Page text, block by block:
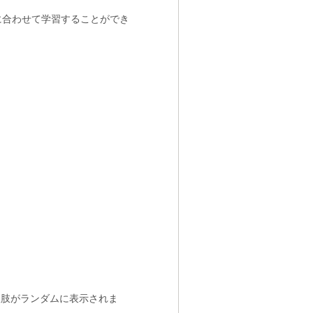
わせて学習することができ
がランダムに表示されま